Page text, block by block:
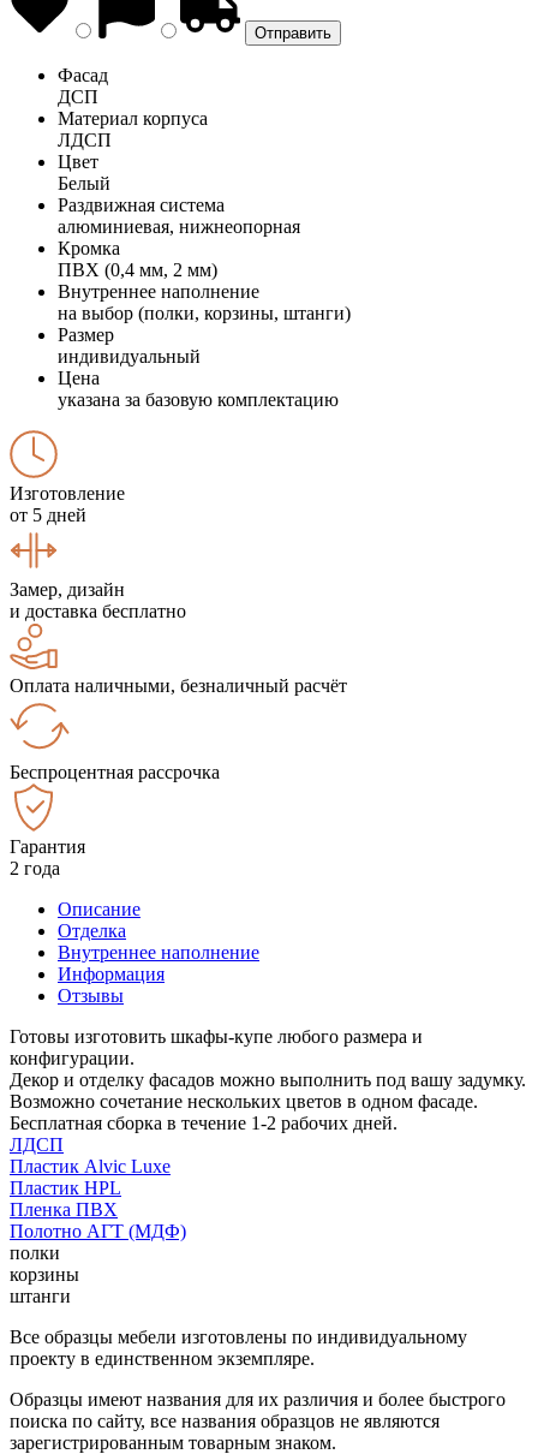
Фасад
ДСП
Материал корпуса
ЛДСП
Цвет
Белый
Раздвижная система
алюминиевая, нижнеопорная
Кромка
ПВХ (0,4 мм, 2 мм)
Внутреннее наполнение
на выбор (полки, корзины, штанги)
Размер
индивидуальный
Цена
указана за базовую комплектацию
Изготовление
от 5 дней
Замер, дизайн
и доставка бесплатно
Оплата наличными, безналичный расчёт
Беспроцентная рассрочка
Гарантия
2 года
Описание
Отделка
Внутреннее наполнение
Информация
Отзывы
Готовы изготовить шкафы-купе любого размера и
конфигурации.
Декор и отделку фасадов можно выполнить под вашу задумку.
Возможно сочетание нескольких цветов в одном фасаде.
Бесплатная сборка в течение 1-2 рабочих дней.
ЛДСП
Пластик Alvic Luxe
Пластик HPL
Пленка ПВХ
Полотно АГТ (МДФ)
полки
корзины
штанги
Все образцы мебели изготовлены по индивидуальному
проекту в единственном экземпляре.
Образцы имеют названия для их различия и более быстрого
поиска по сайту, все названия образцов не являются
зарегистрированным товарным знаком.